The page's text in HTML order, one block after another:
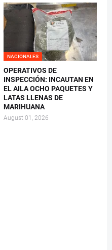
NACIONALES
OPERATIVOS DE
INSPECCIÓN: INCAUTAN EN
EL AILA OCHO PAQUETES Y
LATAS LLENAS DE
MARIHUANA
August 01, 2026